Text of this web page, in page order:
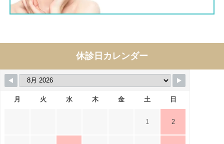
休診日カレンダー
月 火 水 木 金 土 日
1 2